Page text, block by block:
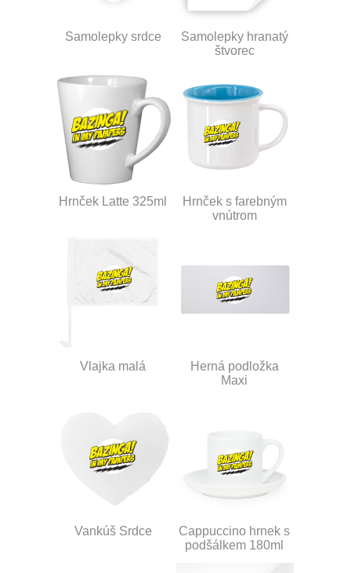
Samolepky srdce
Samolepky hranatý
štvorec
Hrnček Latte 325ml
Hrnček s farebným
vnútrom
Vlajka malá
Herná podložka
Maxi
Vankúš Srdce
Cappuccino hrnek s
podšálkem 180ml